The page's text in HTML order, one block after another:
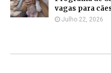
vagas para
Julho 22, 2026